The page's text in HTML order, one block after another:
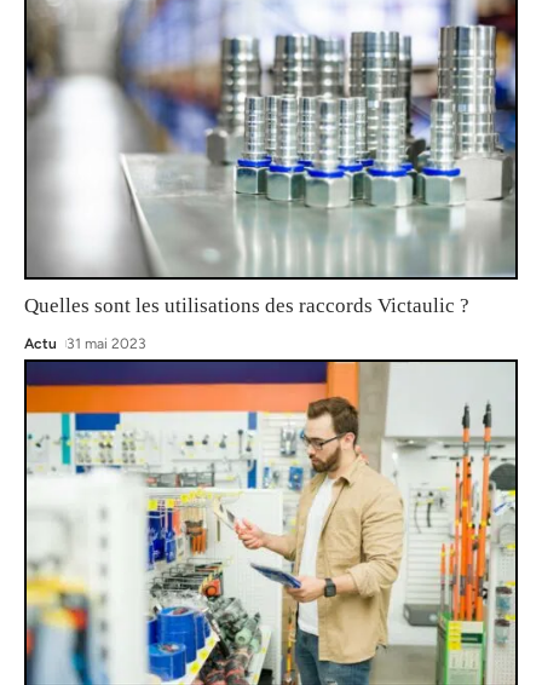
Quelles sont les utilisations des raccords Victaulic ?
Actu 31 mai 2023